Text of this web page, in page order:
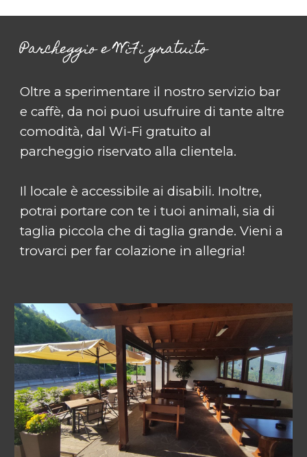
Parcheggio e WiFi gratuito
Oltre a sperimentare il nostro servizio bar
e caffè, da noi puoi usufruire di tante altre
comodità, dal Wi-Fi gratuito al
parcheggio riservato alla clientela.
Il locale è accessibile ai disabili. Inoltre,
potrai portare con te i tuoi animali, sia di
taglia piccola che di taglia grande. Vieni a
trovarci per far colazione in allegria!